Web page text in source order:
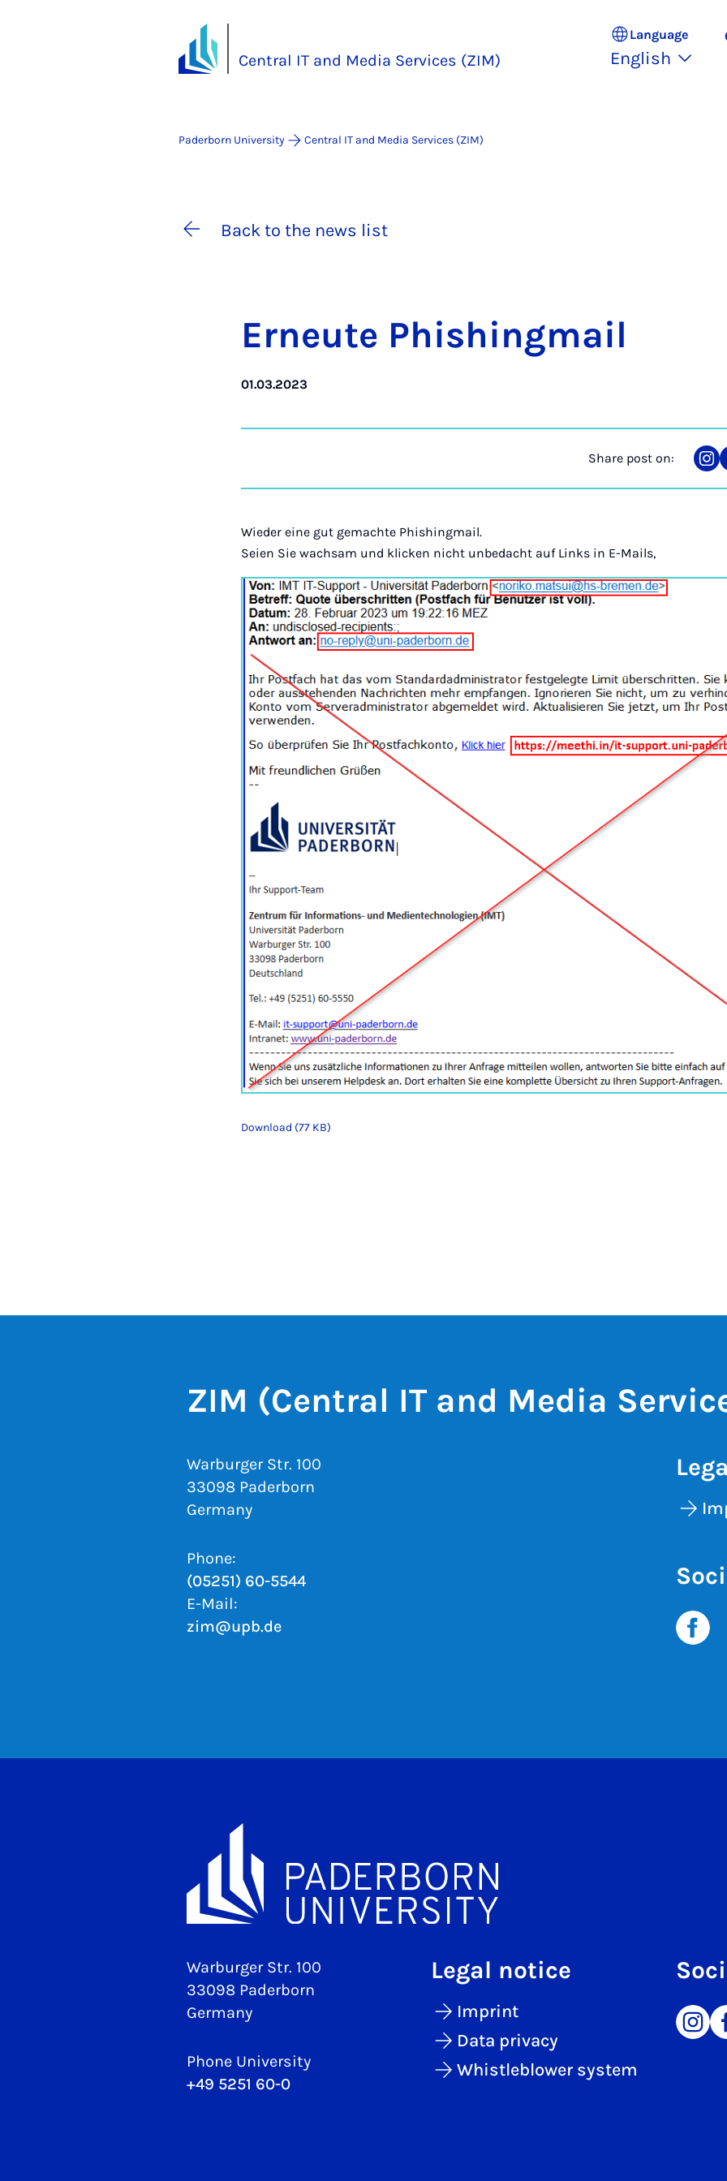
Central IT and Media Services (ZIM)
Language
English
Paderborn University Central IT and Media Services (ZIM)
Back to the news list
Erneute Phish­ing­mail
01.03.2023
Share post on:
on
Wieder eine gut gemachte Phishingmail.
Seien Sie wachsam und klicken nicht unbedacht auf Links in E-Mails,
Download (77 KB)
ZIM (Central IT and Media
Warburger Str. 100
33098 Paderborn
Germany
Phone:
(05251) 60-5544
E-Mail:
zim@upb.de
Warburger Str. 100
33098 Paderborn
Germany
Phone University
+49 5251 60-0
Legal notice
Imprint
Data privacy
Whistleblower system